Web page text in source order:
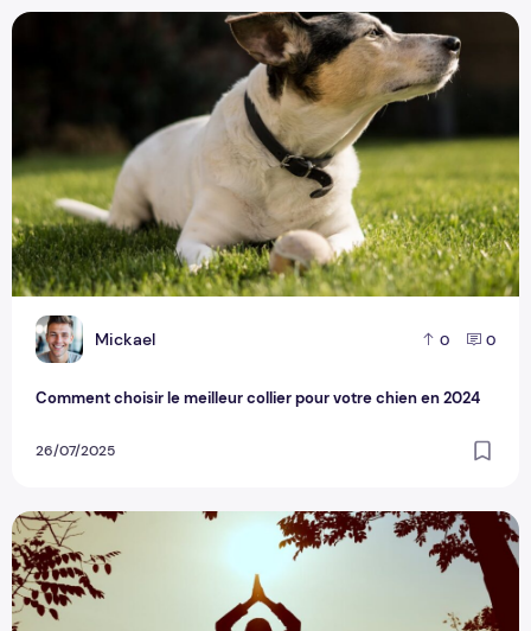
M Mickael 0 0
Comment choisir le meilleur collier pour votre chien en 2024
26/07/2025
Comment choisir le meilleur collier pour votre chien en
Willkommen zu Hause – Tipps für mehr Wohlbefinden in